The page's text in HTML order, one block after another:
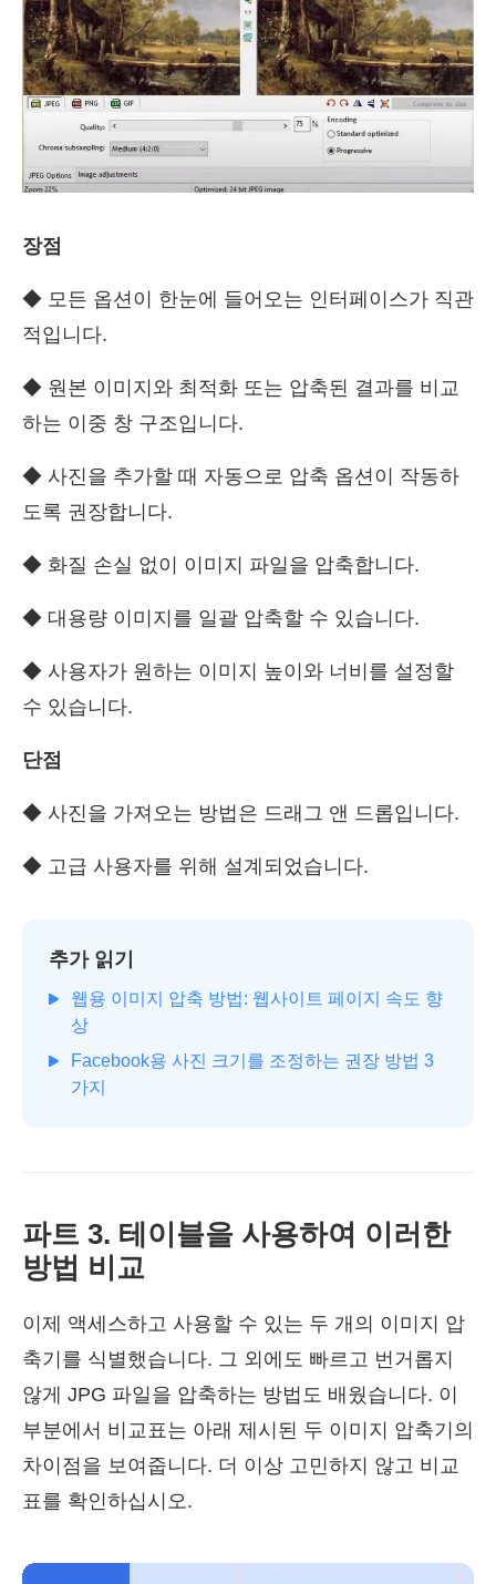
장점
◆ 모든 옵션이 한눈에 들어오는 인터페이스가 직관
적입니다.
◆ 원본 이미지와 최적화 또는 압축된 결과를 비교
하는 이중 창 구조입니다.
◆ 사진을 추가할 때 자동으로 압축 옵션이 작동하
도록 권장합니다.
◆ 화질 손실 없이 이미지 파일을 압축합니다.
◆ 대용량 이미지를 일괄 압축할 수 있습니다.
◆ 사용자가 원하는 이미지 높이와 너비를 설정할
수 있습니다.
단점
◆ 사진을 가져오는 방법은 드래그 앤 드롭입니다.
◆ 고급 사용자를 위해 설계되었습니다.
추가 읽기
웹용 이미지 압축 방법: 웹사이트 페이지 속도 향
상
Facebook용 사진 크기를 조정하는 권장 방법 3
가지
파트 3. 테이블을 사용하여 이러한
방법 비교
이제 액세스하고 사용할 수 있는 두 개의 이미지 압
축기를 식별했습니다. 그 외에도 빠르고 번거롭지
않게 JPG 파일을 압축하는 방법도 배웠습니다. 이
부분에서 비교표는 아래 제시된 두 이미지 압축기의
차이점을 보여줍니다. 더 이상 고민하지 않고 비교
표를 확인하십시오.